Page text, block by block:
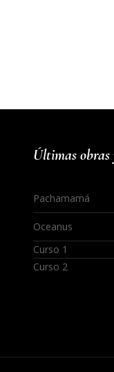
Últimas obras
Pachamamá
Oceanus
Curso 1
Curso 2